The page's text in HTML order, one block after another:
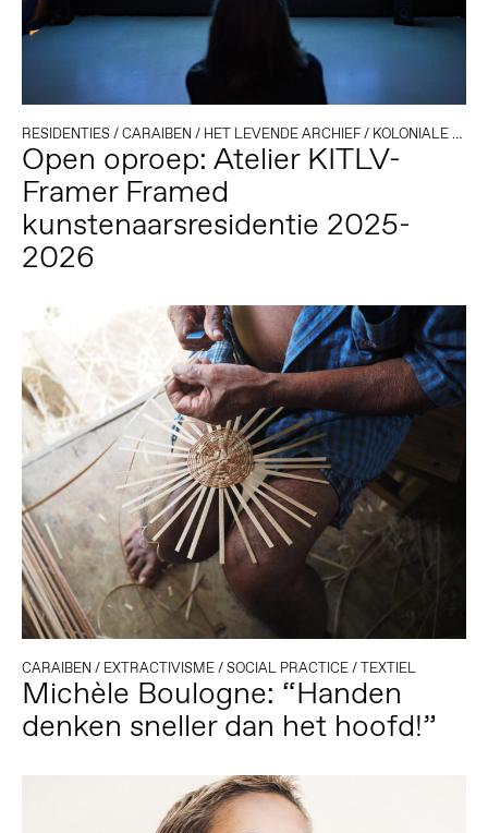
RESIDENTIES /CARAIBEN/ HET LEVENDE ARCHIEF/ KOLONIALE GESCHIEDENIS
Open oproep: Atelier KITLV-
Framer Framed
kunstenaarsresidentie 2025-
2026
CARAIBEN/ EXTRACTIVISME/SOCIAL PRACTICE/TEXTIEL
Michèle Boulogne: “Handen
denken sneller dan het hoofd!”